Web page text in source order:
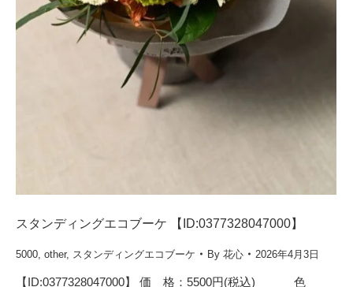
スタンディングエコブーケ 【ID:0377328047000】
5000 other, スタンディングエコブーケ By 花心 2026年4月3日
【ID:0377328047000】 価 格：5500円(税込) 色